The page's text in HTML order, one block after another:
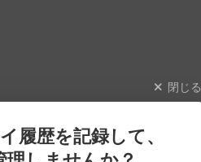
閉じる
履歴を記録して、